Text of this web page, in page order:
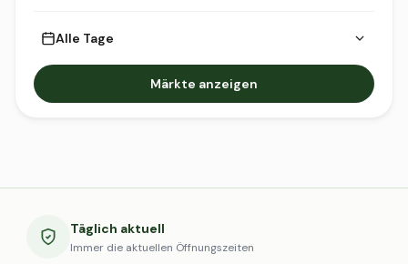
Alle Tage
Märkte anzeigen
Täglich aktuell
Immer die aktuellen Öffnungszeiten